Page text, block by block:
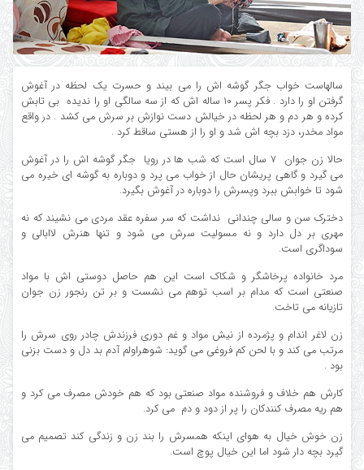
سالهاست خواب جگر گوشه اش را می بیند و حسرت یک لحظه در آغوش
گرفتن او را دارد . فکر پسر ۱۰ ساله اش که از سه سالگی او را ندیده بی تابش
کرده و هر دم و هر لحظه در خیالش دست نوازش بر سرش می کشد . در واقع
مواد مخدر، دزد بچه اش شد و او را از هستی ساقط کرد .
حالا زن جوان ۷ سال است که شب ها در رویا جگر گوشه اش را در آغوش
می گیرد و گاهی پریشان حال از خواب می پرد و دوباره به گوشه ای خیره می
شود تا خوابش ببرد وپسرش را دوباره در آغوش بگیرد.
دخترک سن و سالی چندانی نداشت که سر سفره عقد مردی می نشیند که نه
مهری بر دل دارد و نه مسولیت سرش می شود و تنها هنرش لاابالی و
سوداگری است.
مرد خانواده پرخاشگر و شکاک است این هم حاصل دوستی اش با مواد
صنعتی است که مدام بر اسب توهم می نشست و بر تن رنجور زن جوان
تازیانه می تاخت.
زن لاغر اندام و پژمرده از نیش مواد و غم دوری فرزندش چادر روی سرش را
مرتب می کند و با لحن کم فروغی می گوید: شوهراولم آدم بد دل و دست بزنی
بود .
کارش هم خلاف و فروشنده مواد صنعتی بود که هم خودش مصرف می کرد و
هم ریه مصرف کنندکان را پر از دود و دم می کرد.
زن خوش خیال به هوای اینکه همسرش را بند زن و زندگی کند تصمیم می
گیرد بچه دار شود اما این خیال پوچ است.